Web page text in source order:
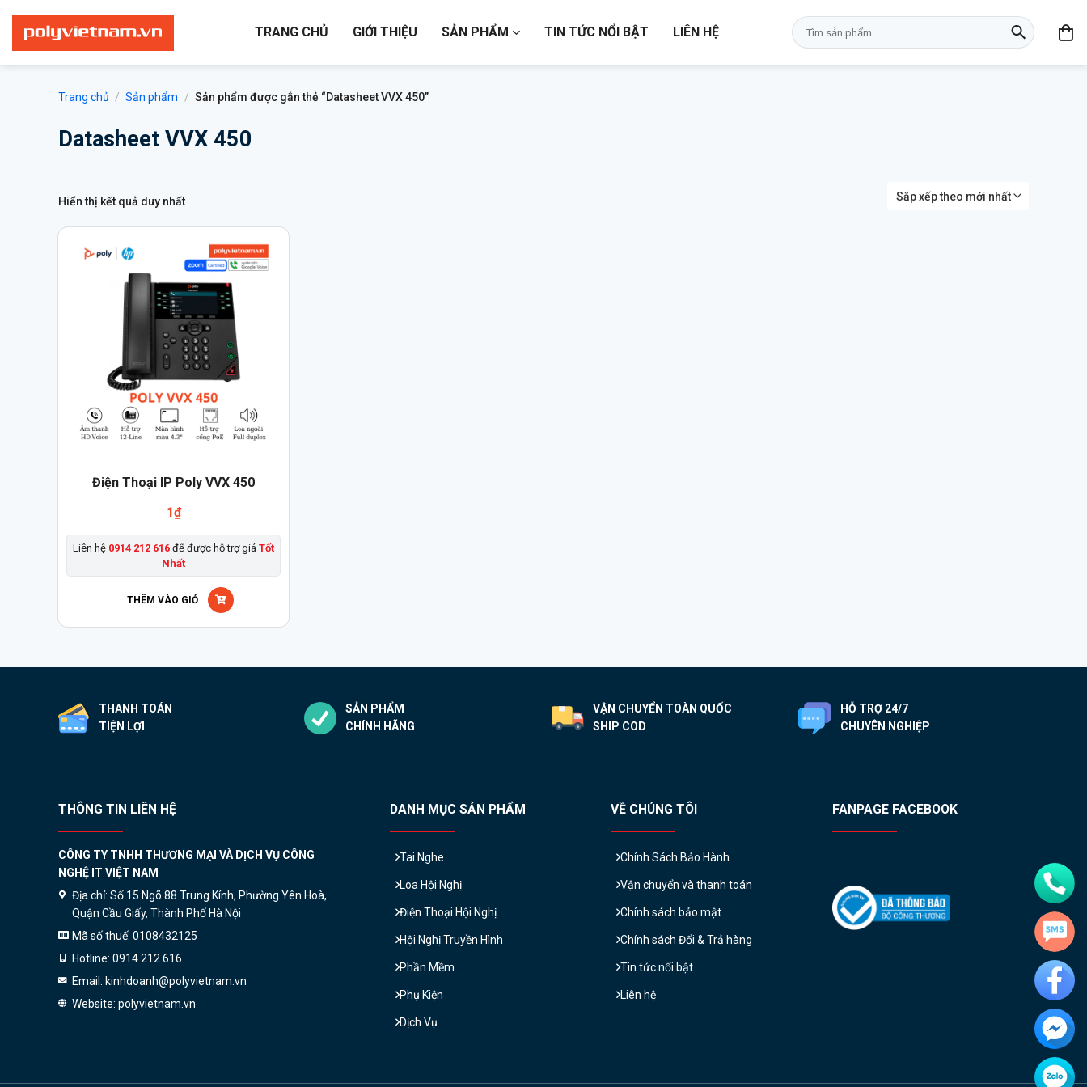
nội
dung
TRANG CHỦ GIỚI THIỆU SẢN PHẨM TIN TỨC NỔI BẬT LIÊN HỆ
Tìm
kiếm:
Trang chủ / Sản phẩm / Sản phẩm được gắn thẻ “Datasheet VVX 450”
Datasheet VVX 450
Hiển thị kết quả duy nhất
Điện Thoại IP Poly VVX 450
1₫
Liên hệ 0914 212 616 để được hỗ trợ giá Tốt
Nhất
THÊM VÀO GIỎ
THANH TOÁN
TIỆN LỢI
SẢN PHẨM
CHÍNH HÃNG
VẬN CHUYỂN TOÀN QUỐC
SHIP COD
HỖ TRỢ 24/7
CHUYÊN NGHIỆP
THÔNG TIN LIÊN HỆ
CÔNG TY TNHH THƯƠNG MẠI VÀ DỊCH VỤ CÔNG
NGHỆ IT VIỆT NAM
Địa chỉ: Số 15 Ngõ 88 Trung Kính, Phường Yên Hoà,
Quận Cầu Giấy, Thành Phố Hà Nội
Mã số thuế: 0108432125
Hotline: 0914.212.616
Email: kinhdoanh@polyvietnam.vn
Website: polyvietnam.vn
DANH MỤC SẢN PHẨM
Tai Nghe
Loa Hội Nghị
Điện Thoại Hội Nghị
Hội Nghị Truyền Hình
Phần Mềm
Phụ Kiện
Dịch Vụ
VỀ CHÚNG TÔI
Chính Sách Bảo Hành
Vận chuyển và thanh toán
Chính sách bảo mật
Chính sách Đổi & Trả hàng
Tin tức nổi bật
Liên hệ
FANPAGE FACEBOOK